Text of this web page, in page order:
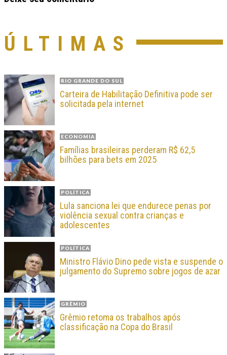
ÚLTIMAS
RIO GRANDE DO SUL
Carteira de Habilitação Definitiva pode ser
solicitada pela internet
ECONOMIA
Famílias brasileiras perderam R$ 62,5
bilhões para bets em 2025
POLÍTICA
Lula sanciona lei que endurece penas por
violência sexual contra crianças e
adolescentes
POLÍTICA
Ministro Flávio Dino pede vista e suspende o
julgamento do Supremo sobre jogos de azar
GRÊMIO
Grêmio retoma os trabalhos após
classificação na Copa do Brasil